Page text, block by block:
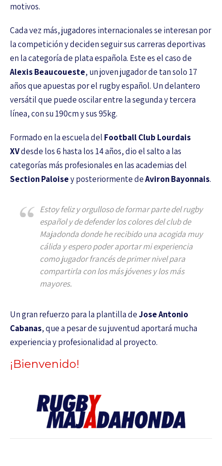
motivos.
Cada vez más, jugadores internacionales se interesan por
la competición y deciden seguir sus carreras deportivas
en la categoría de plata española. Este es el caso de
Alexis Beaucoueste, un joven jugador de tan solo 17
años que apuestas por el rugby español. Un delantero
versátil que puede oscilar entre la segunda y tercera
línea, con su 190cm y sus 95kg.
Formado en la escuela del Football Club Lourdais
XVdesde los 6 hasta los 14 años, dio el salto a las
categorías más profesionales en las academias del
Section Paloisey posteriormente deAviron Bayonnais.
Estoy feliz y orgulloso de formar parte del rugby
español y de defender los colores del club de
Majadonda donde he recibido una acogida muy
cálida y espero poder aportar mi experiencia
como jugador francés de primer nivel para
compartirla con los más jóvenes y los más
mayores.
Un gran refuerzo para la plantilla deJose Antonio
Cabanas, que a pesar de su juventud aportará mucha
experiencia y profesionalidad al proyecto.
¡Bienvenido!